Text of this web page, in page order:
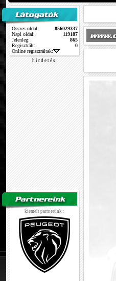
Összes oldal:
856029337
Napi oldal:
119187
Jelenleg:
865
Regisztrált:
0
Online regisztráltak:
h i r d e t é s
kiemelt partnerünk :